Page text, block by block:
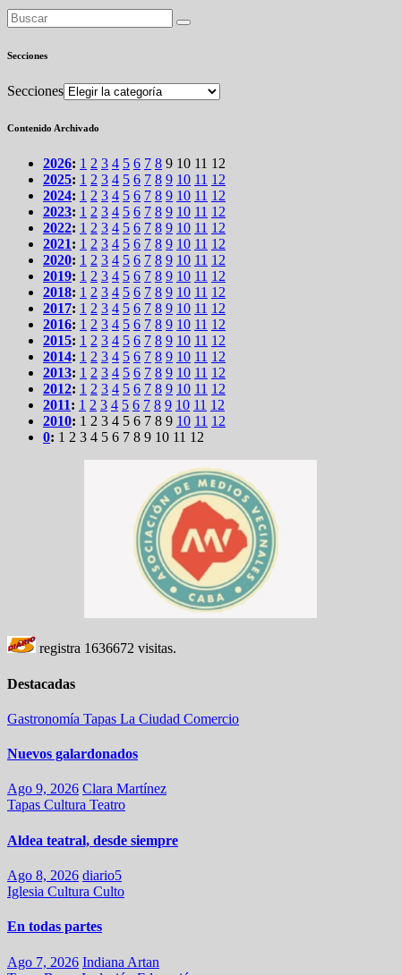
Secciones
Secciones
Contenido Archivado
2026: 1 2 3 4 5 6 7 8 9 10 11 12
2025: 1 2 3 4 5 6 7 8 9 10 11 12
2024: 1 2 3 4 5 6 7 8 9 10 11 12
2023: 1 2 3 4 5 6 7 8 9 10 11 12
2022: 1 2 3 4 5 6 7 8 9 10 11 12
2021: 1 2 3 4 5 6 7 8 9 10 11 12
2020: 1 2 3 4 5 6 7 8 9 10 11 12
2019: 1 2 3 4 5 6 7 8 9 10 11 12
2018: 1 2 3 4 5 6 7 8 9 10 11 12
2017: 1 2 3 4 5 6 7 8 9 10 11 12
2016: 1 2 3 4 5 6 7 8 9 10 11 12
2015: 1 2 3 4 5 6 7 8 9 10 11 12
2014: 1 2 3 4 5 6 7 8 9 10 11 12
2013: 1 2 3 4 5 6 7 8 9 10 11 12
2012: 1 2 3 4 5 6 7 8 9 10 11 12
2011: 1 2 3 4 5 6 7 8 9 10 11 12
2010: 1 2 3 4 5 6 7 8 9 10 11 12
0: 1 2 3 4 5 6 7 8 9 10 11 12
registra 1636672 visitas.
Destacadas
Gastronomía Tapas La Ciudad Comercio
Nuevos galardonados
Ago 9, 2026 Clara Martínez
Tapas Cultura Teatro
Aldea teatral, desde siempre
Ago 8, 2026 diario5
Iglesia Cultura Culto
En todas partes
Ago 7, 2026 Indiana Artan